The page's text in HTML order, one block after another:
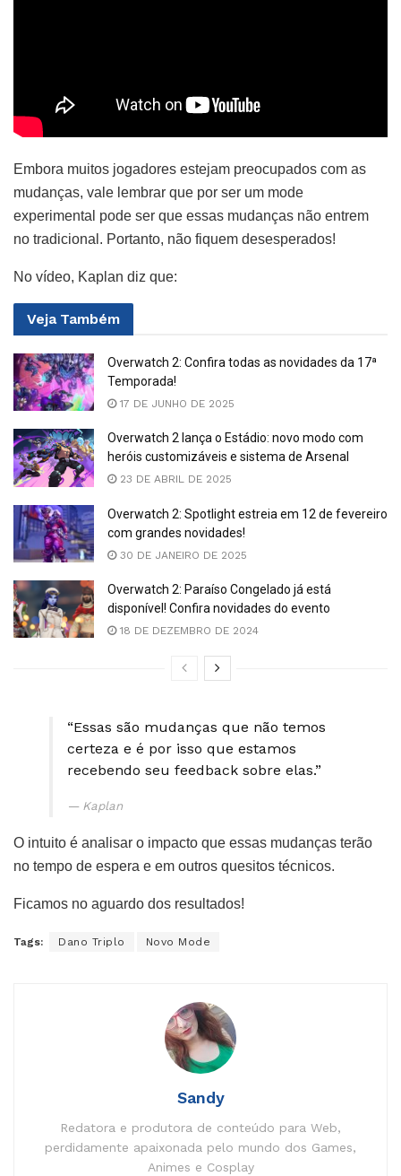
Embora muitos jogadores estejam preocupados com as
mudanças, vale lembrar que por ser um mode
experimental pode ser que essas mudanças não entrem
no tradicional. Portanto, não fiquem desesperados!
No vídeo, Kaplan diz que:
Veja Também
Overwatch 2: Confira todas as novidades da 17ª
Temporada!
17 DE JUNHO DE 2025
Overwatch 2 lança o Estádio: novo modo com
heróis customizáveis e sistema de Arsenal
23 DE ABRIL DE 2025
Overwatch 2: Spotlight estreia em 12 de fevereiro
com grandes novidades!
30 DE JANEIRO DE 2025
Overwatch 2: Paraíso Congelado já está
disponível! Confira novidades do evento
18 DE DEZEMBRO DE 2024
“Essas são mudanças que não temos
certeza e é por isso que estamos
recebendo seu feedback sobre elas.”
Kaplan
O intuito é analisar o impacto que essas mudanças terão
no tempo de espera e em outros quesitos técnicos.
Ficamos no aguardo dos resultados!
Tags: Dano Triplo Novo Mode
Sandy
Redatora e produtora de conteúdo para Web,
perdidamente apaixonada pelo mundo dos Games,
Animes e Cosplay